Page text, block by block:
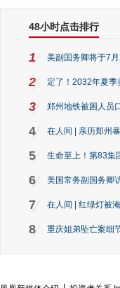
48小时点击排行
1 美副国务卿将于7
2 定了！2032年夏
3 郑州地铁被困人员
4 在人间 | 亲历郑州
5 生命至上！第83集
6 美国常务副国务卿
7 在人间 | 红绿灯被
8 重庆姐弟坠亡案细